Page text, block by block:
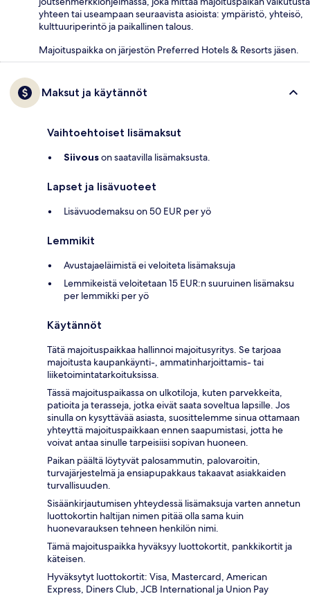
yhteen tai useampaan seuraavista asioista: ympäristö, yhteisö,
kulttuuriperintö ja paikallinen talous.
Majoituspaikka on järjestön Preferred Hotels & Resorts jäsen.
Maksut ja käytännöt
Vaihtoehtoiset lisämaksut
Siivouson saatavilla lisämaksusta.
Lapset ja lisävuoteet
Lisävuodemaksu on 50 EUR per yö
Lemmikit
Avustajaeläimistä ei veloiteta lisämaksuja
Lemmikeistä veloitetaan 15 EUR:n suuruinen lisämaksu
per lemmikki per yö
Käytännöt
Tätä majoituspaikkaa hallinnoi majoitusyritys. Se tarjoaa
majoitusta kaupankäynti-, ammatinharjoittamis- tai
liiketoimintatarkoituksissa.
Tässä majoituspaikassa on ulkotiloja, kuten parvekkeita,
patioita ja terasseja, jotka eivät saata soveltua lapsille. Jos
sinulla on kysyttävää asiasta, suosittelemme sinua ottamaan
yhteyttä majoituspaikkaan ennen saapumistasi, jotta he
voivat antaa sinulle tarpeisiisi sopivan huoneen.
Paikan päältä löytyvät palosammutin, palovaroitin,
turvajärjestelmä ja ensiapupakkaus takaavat asiakkaiden
turvallisuuden.
Sisäänkirjautumisen yhteydessä lisämaksuja varten annetun
luottokortin haltijan nimen pitää olla sama kuin
huonevarauksen tehneen henkilön nimi.
Tämä majoituspaikka hyväksyy luottokortit, pankkikortit ja
käteisen.
Hyväksytyt luottokortit: Visa, Mastercard, American
Express, Diners Club, JCB International ja Union Pay